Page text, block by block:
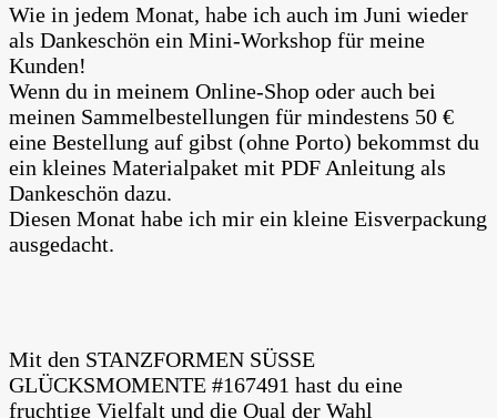
Wie in jedem Monat, habe ich auch im Juni wieder
als Dankeschön ein Mini-Workshop für meine
Kunden!
Wenn du in meinem Online-Shop oder auch bei
meinen Sammelbestellungen für mindestens 50 €
eine Bestellung auf gibst (ohne Porto) bekommst du
ein kleines Materialpaket mit PDF Anleitung als
Dankeschön dazu.
Diesen Monat habe ich mir ein kleine Eisverpackung
ausgedacht.
Mit den STANZFORMEN SÜSSE
GLÜCKSMOMENTE #167491 hast du eine
fruchtige Vielfalt und die Qual der Wahl